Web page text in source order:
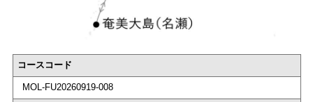
コースコード
MOL-FU20260919-008